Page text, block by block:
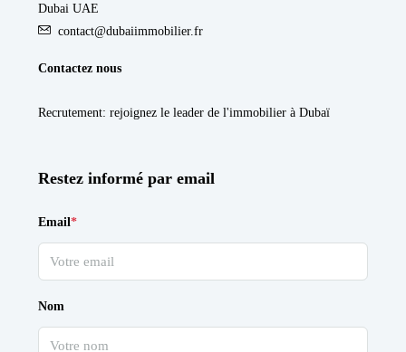
Dubai UAE
contact@dubaiimmobilier.fr
Contactez nous
Recrutement: rejoignez le leader de l'immobilier à Dubaï
Restez informé par email
Email*
Nom